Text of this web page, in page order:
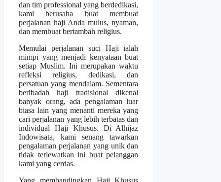
dan tim professional yang berdedikasi,
kami berusaha buat membuat
perjalanan haji Anda mulus, nyaman,
dan membuat bertambah religius.
Memulai perjalanan suci Haji ialah
mimpi yang menjadi kenyataan buat
setiap Muslim. Ini merupakan waktu
refleksi religius, dedikasi, dan
persatuan yang mendalam. Sementara
beribadah haji tradisional dikenal
banyak orang, ada pengalaman luar
biasa lain yang menanti mereka yang
cari perjalanan yang lebih terbatas dan
individual Haji Khusus. Di Alhijaz
Indowisata, kami senang tawarkan
pengalaman perjalanan yang unik dan
tidak terlewatkan ini buat pelanggan
kami yang cerdas.